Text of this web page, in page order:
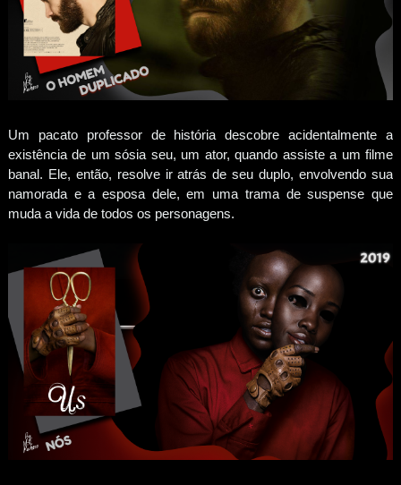
Um pacato professor de história descobre acidentalmente a
existência de um sósia seu, um ator, quando assiste a um filme
banal. Ele, então, resolve ir atrás de seu duplo, envolvendo sua
namorada e a esposa dele, em uma trama de suspense que
muda a vida de todos os personagens.